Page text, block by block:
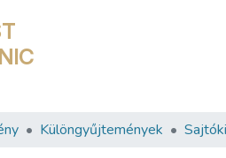
Különgyűjtemények